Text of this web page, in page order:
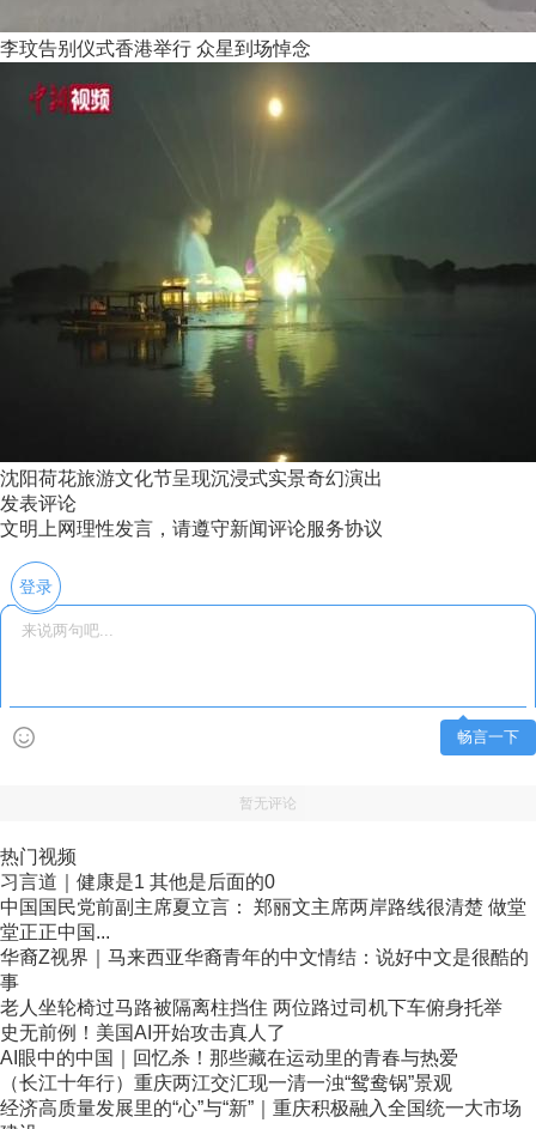
李玟告别仪式香港举行 众星到场悼念
沈阳荷花旅游文化节呈现沉浸式实景奇幻演出
发表评论
文明上网理性发言，请遵守新闻评论服务协议
登录
畅言一下
暂无评论
热门视频
习言道｜健康是1 其他是后面的0
中国国民党前副主席夏立言： 郑丽文主席两岸路线很清楚 做堂
堂正正中国...
华裔Z视界｜马来西亚华裔青年的中文情结：说好中文是很酷的
事
老人坐轮椅过马路被隔离柱挡住 两位路过司机下车俯身托举
史无前例！美国AI开始攻击真人了
AI眼中的中国｜回忆杀！那些藏在运动里的青春与热爱
（长江十年行）重庆两江交汇现一清一浊“鸳鸯锅”景观
经济高质量发展里的“心”与“新”｜重庆积极融入全国统一大市场